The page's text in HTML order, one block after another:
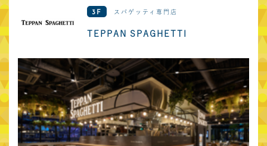
アクセス・駐車場・
よくあるご質問 落とし物の問合せ
フロアマップ
営業時間
3F スパゲッティ専門店
TEPPAN SPAGHETTI